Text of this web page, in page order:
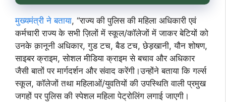
मुख्यमंत्री ने बताया, ‘‘राज्य की पुलिस की महिला अधिकारी एवं
कर्मचारी राज्य के सभी ज़िलों में स्कूल/कॉलेजों में जाकर बेटियों को
उनके क़ानूनी अधिकार, गुड टच, बैड टच, छेड़खानी, यौन शोषण,
साइबर क्राइम, सोशल मीडिया क्राइम से बचाव और अधिकार
जैसी बातों पर मार्गदर्शन और संवाद करेंगी।उन्होंने बताया कि गर्ल्स
स्कूल, कॉलेजों तथा महिलाओं/युवतियों की उपस्थिति वाली प्रमुख
जगहों पर पुलिस की स्पेशल महिला पेट्रोलिंग लगाई जाएगी।